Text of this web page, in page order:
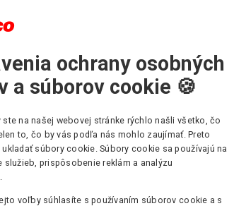
Autolandia)
ochrany osobných
a súborov cookie 🍪
ste na našej webovej stránke rýchlo našli všetko, čo
to, čo by vás podľa nás mohlo zaujímať. Preto
súbory cookie. Súbory cookie sa používajú na
služieb, prispôsobenie reklám a analýzu
voľby súhlasíte s používaním súborov cookie a s